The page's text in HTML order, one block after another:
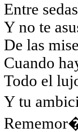
Entre
Y no te
De las
Cuando
Todo el
Y tu